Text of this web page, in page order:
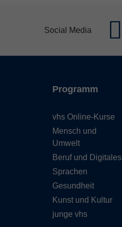
Social Media
Programm
vhs Online-Kurse
Mensch und
Umwelt
Beruf und Digitales
Sprachen
Gesundheit
Kunst und Kultur
junge vhs